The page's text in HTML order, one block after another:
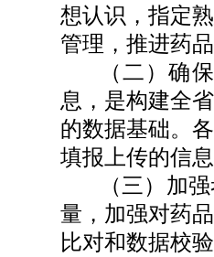
想认识，指定
管理，推进药
（二）确
息，是构建全
的数据基础。
填报上传的信
（三）加
量，加强对药
比对和数据校